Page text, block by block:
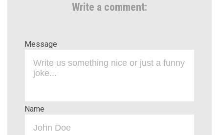
Write a comment:
Message
Name